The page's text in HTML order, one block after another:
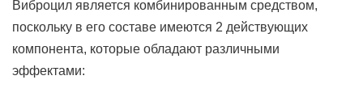
Виброцил является комбинированным средством,
поскольку в его составе имеются 2 действующих
компонента, которые обладают различными
эффектами: